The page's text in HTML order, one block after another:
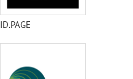
ID.PAGE